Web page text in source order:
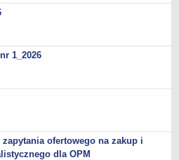
1_2026
ofertowego na zakup i
dla OPM